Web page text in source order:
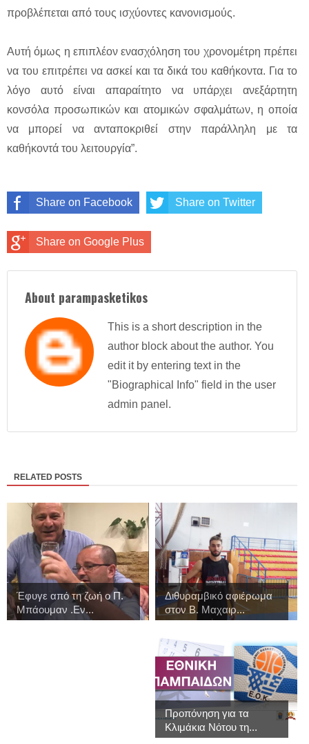
προβλέπεται από τους ισχύοντες κανονισμούς.
Αυτή όμως η επιπλέον ενασχόληση του χρονομέτρη πρέπει
να του επιτρέπει να ασκεί και τα δικά του καθήκοντα. Για το
λόγο αυτό είναι απαραίτητο να υπάρχει ανεξάρτητη
κονσόλα προσωπικών και ατομικών σφαλμάτων, η οποία
να μπορεί να ανταποκριθεί στην παράλληλη με τα
καθήκοντά του λειτουργία”.
Share on Facebook Share on Twitter
Share on Google Plus
About parampasketikos
This is a short description in the
author block about the author. You
edit it by entering text in the
"Biographical Info" field in the user
admin panel.
RELATED POSTS
Έφυγε από τη ζωή ο Π.
Μπάουμαν .Εν...
Διθυραμβικό αφιέρωμα
στον Β. Μαχαιρ...
Προπόνηση για τα
Κλιμάκια Νότου τη...